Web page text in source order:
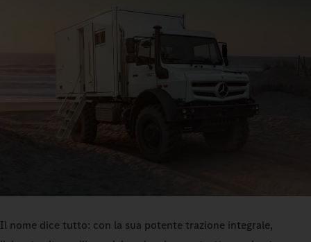
Il nome dice tutto: con la sua potente trazione integrale,